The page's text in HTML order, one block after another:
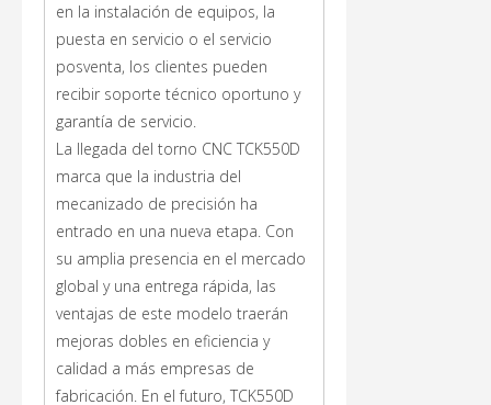
en la instalación de equipos, la
puesta en servicio o el servicio
posventa, los clientes pueden
recibir soporte técnico oportuno y
garantía de servicio.
La llegada del torno CNC TCK550D
marca que la industria del
mecanizado de precisión ha
entrado en una nueva etapa. Con
su amplia presencia en el mercado
global y una entrega rápida, las
ventajas de este modelo traerán
mejoras dobles en eficiencia y
calidad a más empresas de
fabricación. En el futuro, TCK550D